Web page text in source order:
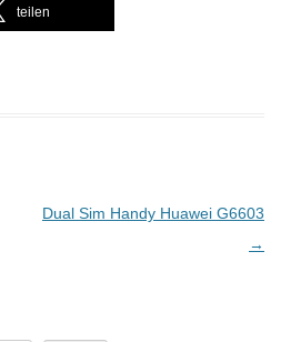
teilen
Dual Sim Handy Huawei G6603
→